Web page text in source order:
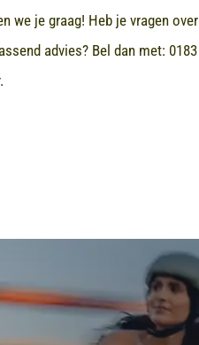
we je graag! Heb je vragen over
advies? Bel dan met: 0183